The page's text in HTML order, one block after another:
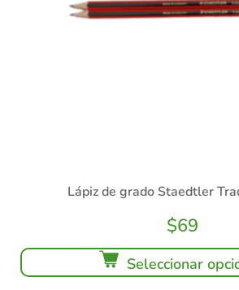
Lápiz de grado Staedtler
$69
Seleccionar